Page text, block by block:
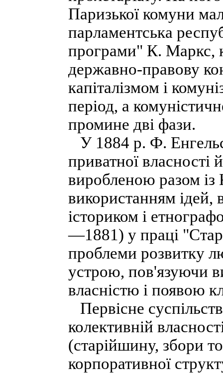
Паризької комуни
парламентська
програми" К. Маркс,
державно-правову
капіталізмом і
період, а
промине дві фази.
У 1884 р. Ф.
приватної власності
виробленою разом
використанням ідей,
істориком і
—1881) у праці
проблеми розвитку
устрою, пов'язуючи
власністю і появою
Первісне
колективній
(старійшину, збори
корпоративної